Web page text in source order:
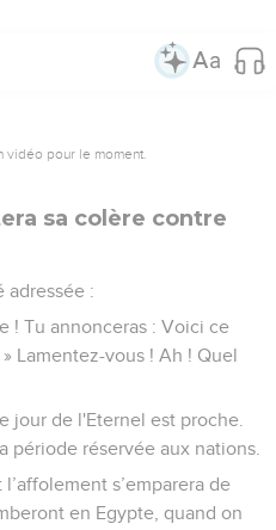
pour le moment.
sa colère contre
adressée :
! Tu annonceras : Voici ce
Lamentez-vous ! Ah ! Quel
jour de l'Eternel est proche.
période réservée aux nations.
s’emparera de
en Egypte, quand on